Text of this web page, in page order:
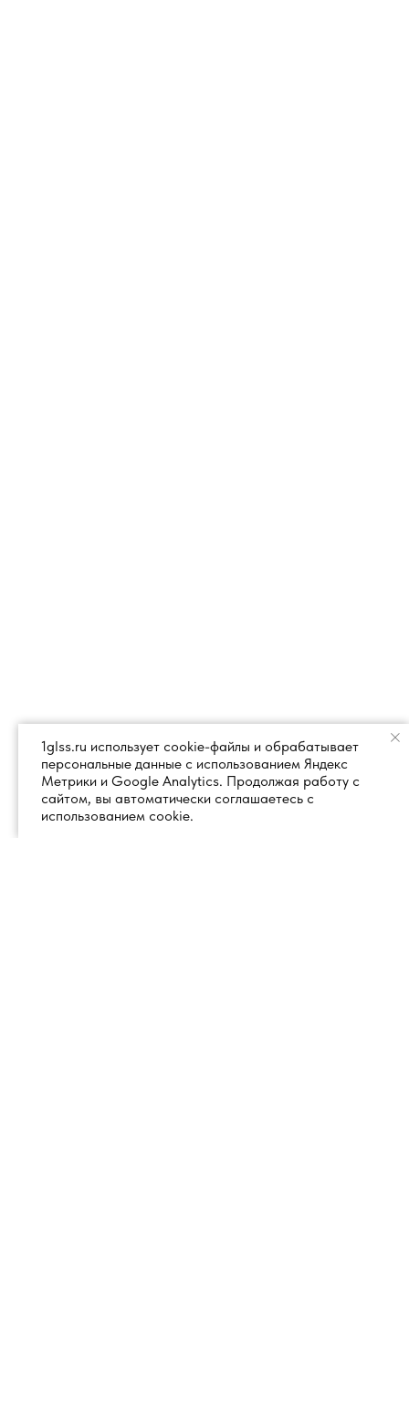
1glss.ru использует cookie-файлы и обрабатывает
персональные данные с использованием Яндекс
Метрики и Google Analytics. Продолжая работу с
сайтом, вы автоматически соглашаетесь с
использованием cookie.